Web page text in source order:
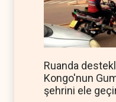
Ruanda
Kongo'nun
şehrini ele